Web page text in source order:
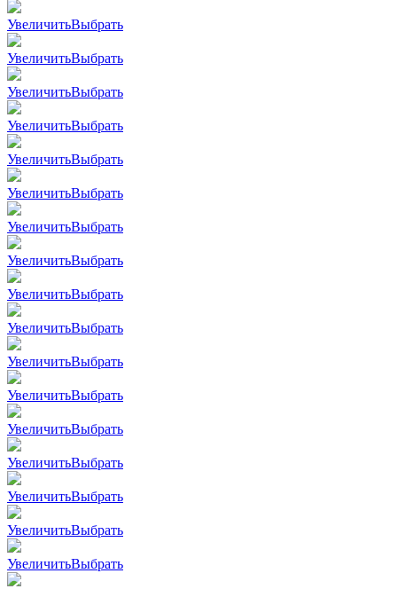
УвеличитьВыбрать
УвеличитьВыбрать
УвеличитьВыбрать
УвеличитьВыбрать
УвеличитьВыбрать
УвеличитьВыбрать
УвеличитьВыбрать
УвеличитьВыбрать
УвеличитьВыбрать
УвеличитьВыбрать
УвеличитьВыбрать
УвеличитьВыбрать
УвеличитьВыбрать
УвеличитьВыбрать
УвеличитьВыбрать
УвеличитьВыбрать
УвеличитьВыбрать